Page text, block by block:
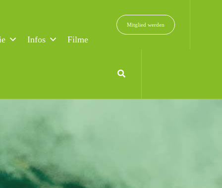
Infos Filme
Mitglied werden